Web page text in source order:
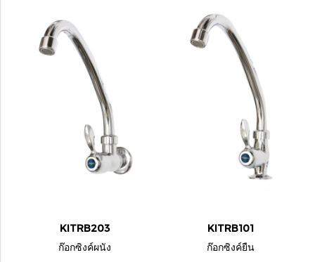
KITRB203
ก๊อกซิงค์ผนัง
KITRB101
ก๊อกซิงค์ยืน